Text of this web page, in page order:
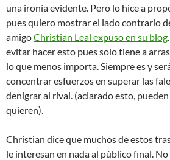
una ironía evidente. Pero lo hice a
pues quiero mostrar el lado contrario
amigoChristian Leal expuso en su blog
evitar hacer esto pues solo tiene a
lo que menos importa. Siempre es y
concentrar esfuerzos en superar las
denigrar al rival. (aclarado esto,
quieren).
Christian dice que muchos de estos
le interesan en nada al público final.